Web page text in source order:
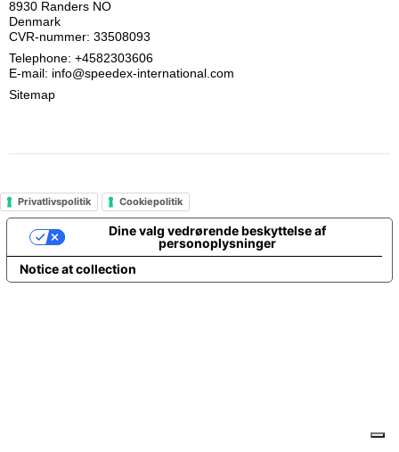
8930 Randers NO
Denmark
CVR-nummer: 33508093
Telephone: +4582303606
E-mail: info@speedex-international.com
Sitemap
Privatlivspolitik Cookiepolitik
Notice at collection
Dine valg vedrørende beskyttelse af
personoplysninger